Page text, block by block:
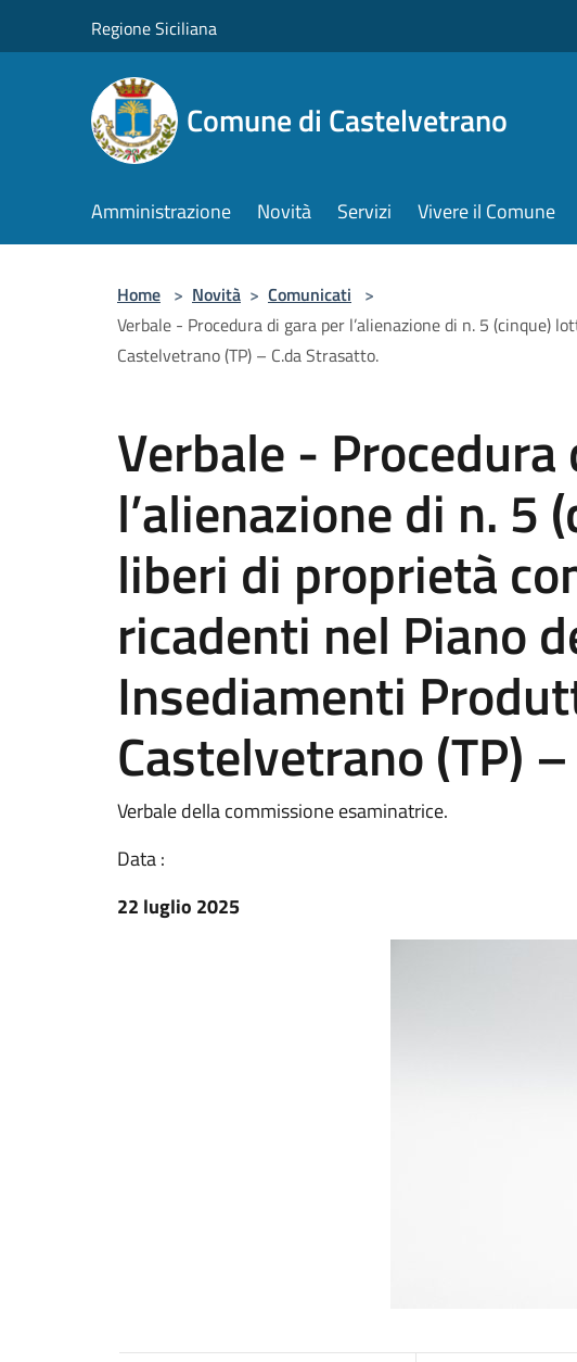
Regione Siciliana
Comune di Castelvetrano
Amministrazione Novità Servizi Vivere il Comune
Home > Novità > Comunicati >
Verbale - Procedura di gara per l’alienazione di n. 5 (cinque)
Castelvetrano (TP) – C.da Strasatto.
Verbale -
l’alienazione di n. 5
liberi di proprietà
ricadenti nel Piano
Insediamenti
Castelvetrano (TP)
Verbale della commissione esaminatrice.
Data :
22 luglio 2025